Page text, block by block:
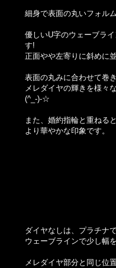
細身で表面の丸いフォルム
優しいU字のウェーブラ
す!
正面やや左寄りに斜めに
表面の丸みに合わせて巻
メレダイヤの輝きを様々
(^_-)-☆
また、婚約指輪と重ねる
より華やかな印象です。
ダイヤなしは、プラチナ
ウェーブラインで少し幅
メレダイヤ部分と同じ位